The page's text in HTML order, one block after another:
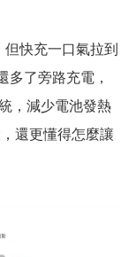
但快充一口氣拉到
多了旁路充電，
，減少電池發熱
還更懂得怎麼讓